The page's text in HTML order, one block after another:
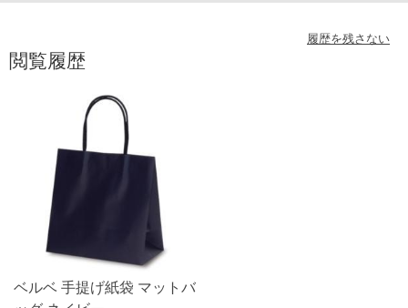
履歴を残さない
閲覧履歴
ベルベ 手提げ紙袋 マットバ